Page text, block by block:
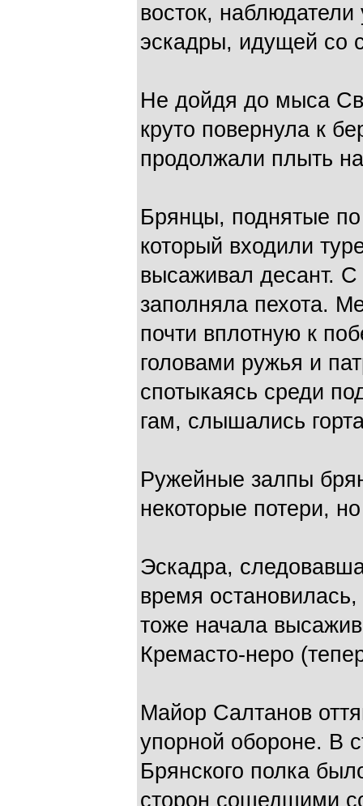
восток,
эскадры, идущей со
Не дойдя до мыса
круто повернула к
продолжали плыть
Брянцы, поднятые по
который входили
высаживал десант.
заполняла пехота.
почти вплотную к
головами ружья и
спотыкаясь среди
гам, слышались
Ружейные залпы
некоторые потери,
Эскадра,
время
тоже начала
Кремасто-неро
Майор Салтанов
упорной обороне. В
Брянского полка
сторон сошедшими